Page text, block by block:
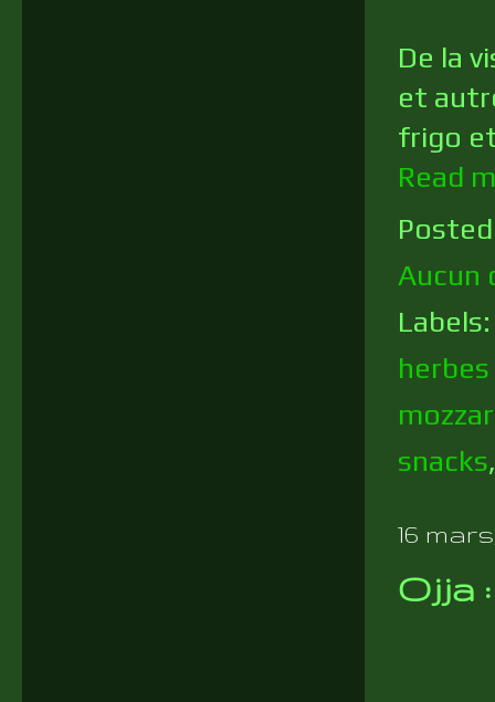
De la
et
frigo
Read
Aucun
snacks
16
Ojja